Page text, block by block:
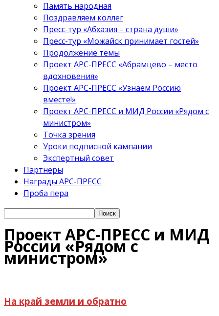
Память народная
Поздравляем коллег
Пресс-тур «Абхазия – страна души»
Пресс-тур «Можайск принимает гостей»
Продолжение темы
Проект АРС-ПРЕСС «Абрамцево – место
вдохновения»
Проект АРС-ПРЕСС «Узнаем Россию
вместе!»
Проект АРС-ПРЕСС и МИД России «Рядом с
министром»
Точка зрения
Уроки подписной кампании
Экспертный совет
Партнеры
Награды АРС-ПРЕСС
Проба пера
Проект АРС-ПРЕСС и МИД
России «Рядом с
министром»
На край земли и обратно